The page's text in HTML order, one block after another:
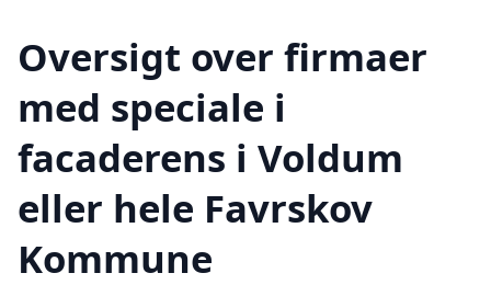
Oversigt over firmaer
med speciale i
facaderens i Voldum
eller hele Favrskov
Kommune